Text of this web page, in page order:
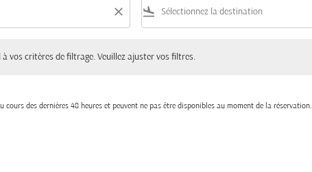
close flight_land
vos critères de filtrage. Veuillez ajuster vos filtres.
cours des dernières 48 heures et peuvent ne pas être disponibles au moment de la réservation.